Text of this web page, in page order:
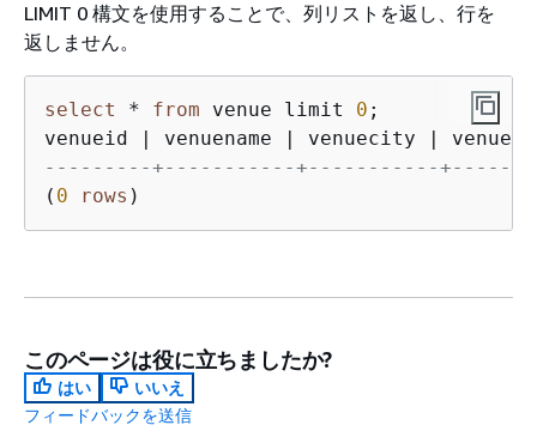
LIMIT 0 構文を使用することで、列リストを返し、行を
返しません。
select * from venue limit 0 ;
venueid
| venuename | venuecity |
---------+-----------+-----------
( 0 rows )
このページは役に立ちましたか?
はい
いいえ
フィードバックを送信